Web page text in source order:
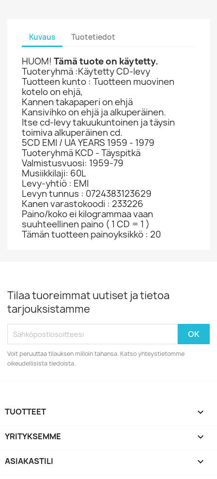
Kuvaus Tuotetiedot
HUOM! Tämä tuote on käytetty.
Tuoteryhmä :Käytetty CD-levy
Tuotteen kunto : Tuotteen muovinen
kotelo on ehjä,
Kannen takapaperi on ehjä
Kansivihko on ehjä ja alkuperäinen.
Itse cd-levy takuukuntoinen ja täysin
toimiva alkuperäinen cd.
5CD EMI / UA YEARS 1959 - 1979
Tuoteryhmä KCD - Täyspitkä
Valmistusvuosi: 1959-79
Musiikkilaji: 60L
Levy-yhtiö : EMI
Levyn tunnus : 0724383123629
Kanen varastokoodi : 233226
Paino/koko ei kilogrammaa vaan
suuhteellinen paino ( 1 CD = 1 )
Tämän tuotteen painoyksikkö : 20
Tilaa tuoreimmat uutiset ja tietoa
tarjouksistamme
Voit peruuttaa tilauksen milloin tahansa. Katso yhteystietomme
oikeudellisista tiedoista.
TUOTTEET 
YRITYKSEMME 
ASIAKASTILI 